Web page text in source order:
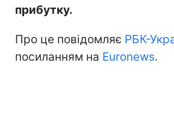
прибутку.
Про це повідомляє РБК-
посиланням на Euronews.